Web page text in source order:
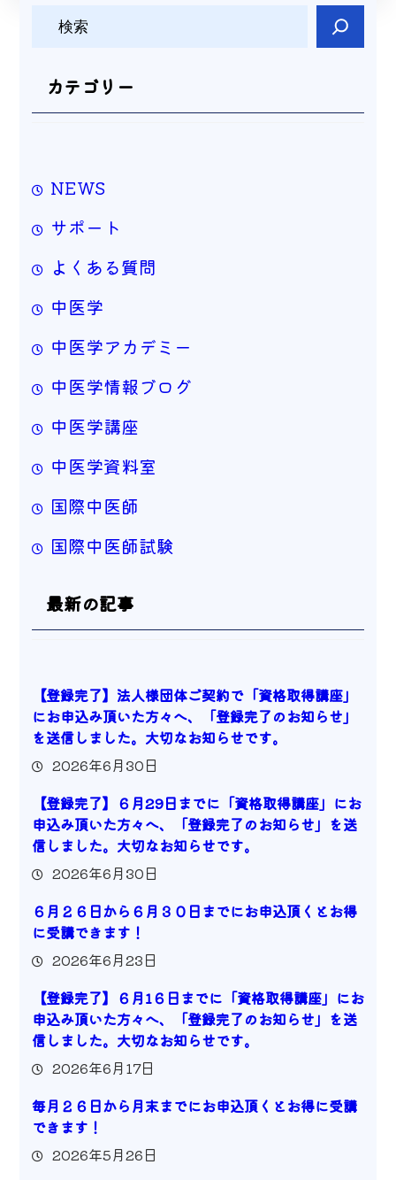
カテゴリー
NEWS
サポート
よくある質問
中医学
中医学アカデミー
中医学情報ブログ
中医学講座
中医学資料室
国際中医師
国際中医師試験
最新の記事
【登録完了】法人様団体ご契約で「資格取得講座」
にお申込み頂いた方々へ、「登録完了のお知らせ」
を送信しました。大切なお知らせです。
2026年6月30日
【登録完了】６月29日までに「資格取得講座」にお
申込み頂いた方々へ、「登録完了のお知らせ」を送
信しました。大切なお知らせです。
2026年6月30日
６月２６日から６月３０日までにお申込頂くとお得
に受講できます！
2026年6月23日
【登録完了】６月1６日までに「資格取得講座」にお
申込み頂いた方々へ、「登録完了のお知らせ」を送
信しました。大切なお知らせです。
2026年6月17日
毎月２６日から月末までにお申込頂くとお得に受講
できます！
2026年5月26日